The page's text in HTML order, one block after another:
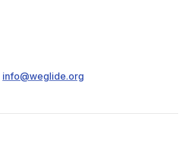
info@weglide.org